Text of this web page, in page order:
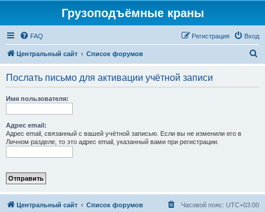
Грузоподъёмные краны
FAQ Вход
Регистрация
Центральный сайт Список форумов
Послать письмо для активации учётной записи
Имя пользователя:
Адрес email:
Адрес email, связанный с вашей учётной записью. Если вы не изменили его в
Личном разделе, то это адрес email, указанный вами при регистрации.
Центральный сайт Список форумов Часовой пояс: UTC+03:00